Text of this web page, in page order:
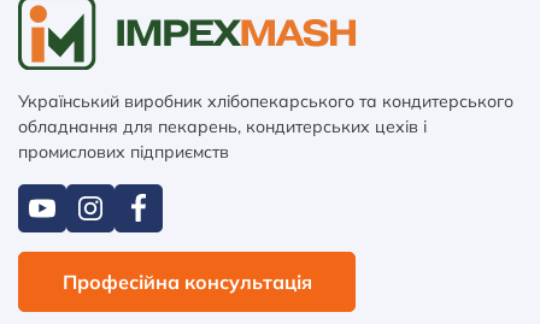
Український виробник хлібопекарського та кондитерського
обладнання для пекарень, кондитерських цехів і
промислових підприємств
Професійна консультація